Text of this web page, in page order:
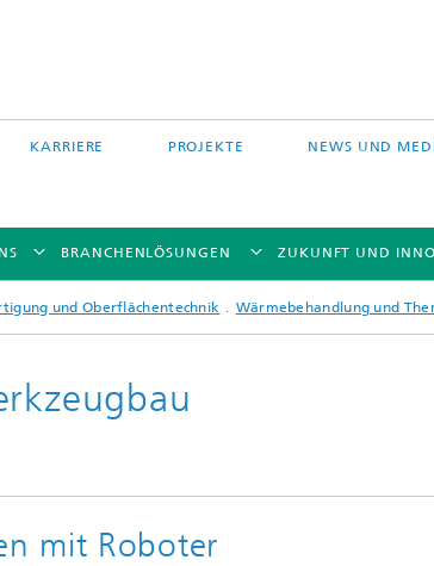
KARRIERE PROJEKTE NEWS UND
BRANCHENLÖSUNGEN ZUKUNFT UND
und Oberflächentechnik Wärmebehandlung und
mit Roboter